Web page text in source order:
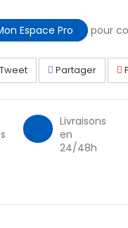
Espace Pro pour
Tweet Partager
Livraisons
en
24/48h